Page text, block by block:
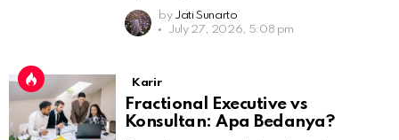
by Jati Sunarto
July 27, 2026, 5:08 pm
Karir
Fractional Executive vs
Konsultan: Apa Bedanya?